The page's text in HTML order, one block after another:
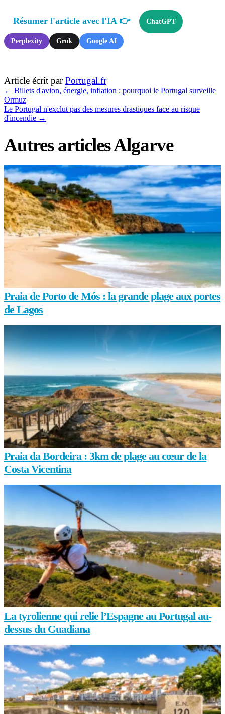
Résumer l'article avec l'IA 👉 ChatGPT
Perplexity Grok Google AI
Article écrit parPortugal.fr
← Billets d'avion, énergie, inflation : pourquoi le Portugal surveille
Ormuz
Le Portugal n'exclut pas des mesures drastiques face au risque
d'incendie →
Autres articles Algarve
Praia de Porto de Mós : la grande plage aux portes
de Lagos
Praia da Bordeira : 3km de plage au cœur de la
Costa Vicentina
La tyrolienne qui relie l’Espagne au Portugal au-
dessus du Guadiana